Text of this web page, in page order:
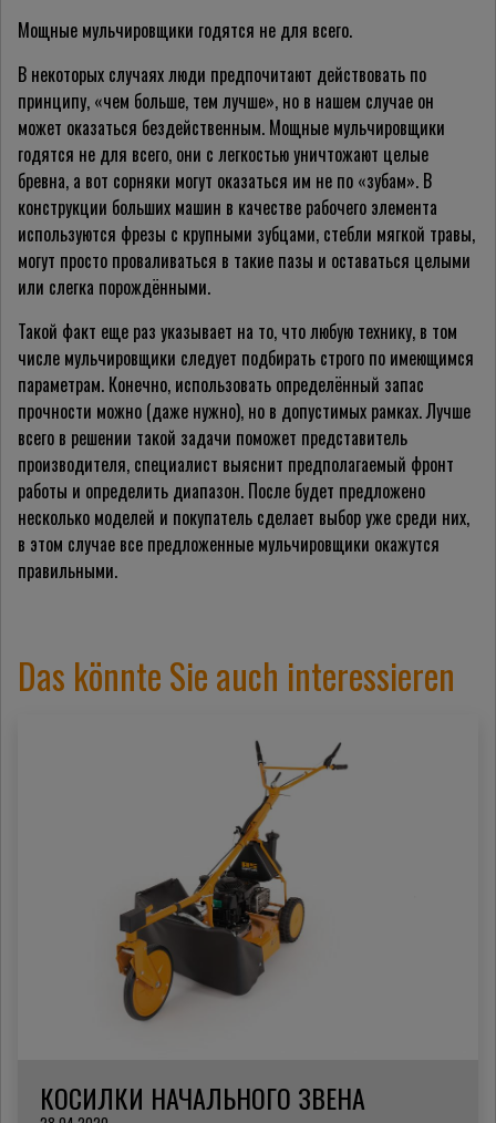
Мощные мульчировщики годятся не для всего.
В некоторых случаях люди предпочитают действовать по
принципу, «чем больше, тем лучше», но в нашем случае он
может оказаться бездейственным. Мощные мульчировщики
годятся не для всего, они с легкостью уничтожают целые
бревна, а вот сорняки могут оказаться им не по «зубам». В
конструкции больших машин в качестве рабочего элемента
используются фрезы с крупными зубцами, стебли мягкой травы,
могут просто проваливаться в такие пазы и оставаться целыми
или слегка порождёнными.
Такой факт еще раз указывает на то, что любую технику, в том
числе мульчировщики следует подбирать строго по имеющимся
параметрам. Конечно, использовать определённый запас
прочности можно (даже нужно), но в допустимых рамках. Лучше
всего в решении такой задачи поможет представитель
производителя, специалист выяснит предполагаемый фронт
работы и определить диапазон. После будет предложено
несколько моделей и покупатель сделает выбор уже среди них,
в этом случае все предложенные мульчировщики окажутся
правильными.
Das könnte Sie auch interessieren
КОСИЛКИ НАЧАЛЬНОГО ЗВЕНА